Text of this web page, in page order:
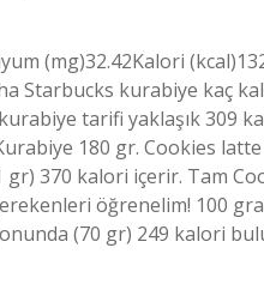
(mg)32.42Kalori
Starbucks kurabiye kaç
tarifi yaklaşık 309
180 gr. Cookies
370 kalori içerir. Tam
öğrenelim! 100
(70 gr) 249 kalori